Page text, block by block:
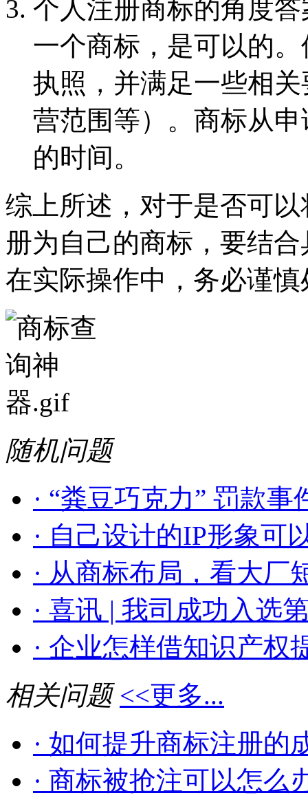
个人注册商标的角度
一个商标，是可以的
执照，并满足一些相
营范围等）。商标从
的时间。
综上所述，对于是否可
册为自己的商标，要结
在实际操作中，务必谨
随机问题
· “粪豆巧克力” 罚款事
· 自己设计的IP形象可
· 从商标布局，看大厂
· 喜讯 | 我司成功入选
· 企业怎样借知识产权
相关问题 <<更多...
· 如何提升商标注册的
· 商标被抢注可以怎么